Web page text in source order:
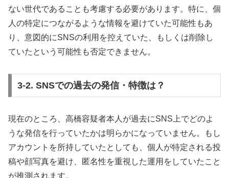
ない世代であることも考慮する必要があります。特に、個
人の特定につながるような情報を避けていた可能性もあ
り、意図的にSNSの利用を控えていた、もしくは削除し
ていたという可能性も否定できません。
3-2. SNSでの過去の発信・特徴は？
現在のところ、高橋容疑者本人が過去にSNS上でどのよ
うな発信を行っていたかは明らかになっていません。もし
アカウントを所持していたとしても、個人が特定される投
稿や顔写真を避け、匿名性を重視した運用をしていたこと
が推測されます。